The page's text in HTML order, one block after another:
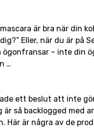
är bra när din
Eller, när du är på
– inte din
…
ett beslut att inte
så backlogged med
är några av de